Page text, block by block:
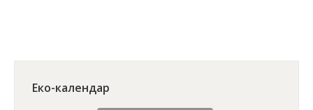
Еко-календар